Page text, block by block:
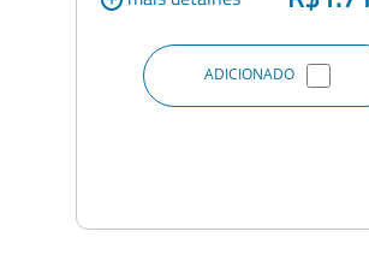
ADICIONADO